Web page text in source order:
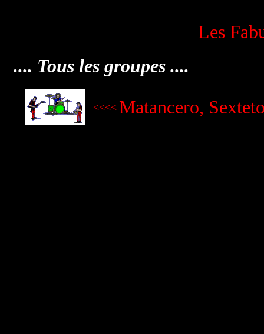
Les
.... Tous les groupes ....
<<<< Matancero,